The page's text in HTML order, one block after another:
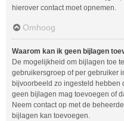
hierover contact moet opnemen.
Omhoog
Waarom kan ik geen bijlagen
De mogelijkheid om bijlagen toe
gebruikersgroep of per gebruiker
bijvoorbeeld zo ingesteld hebben
geen bijlagen mag toevoegen of
Neem contact op met de
bijlagen kan toevoegen.